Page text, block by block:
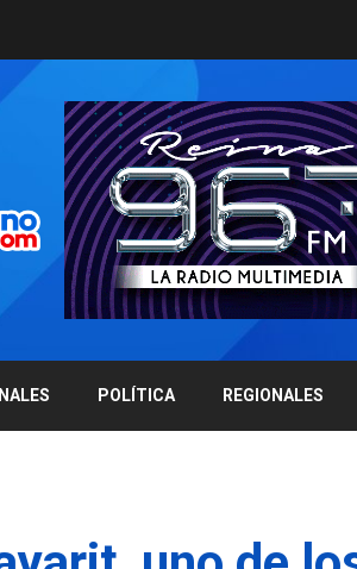
POLÍTICA REGIONALES